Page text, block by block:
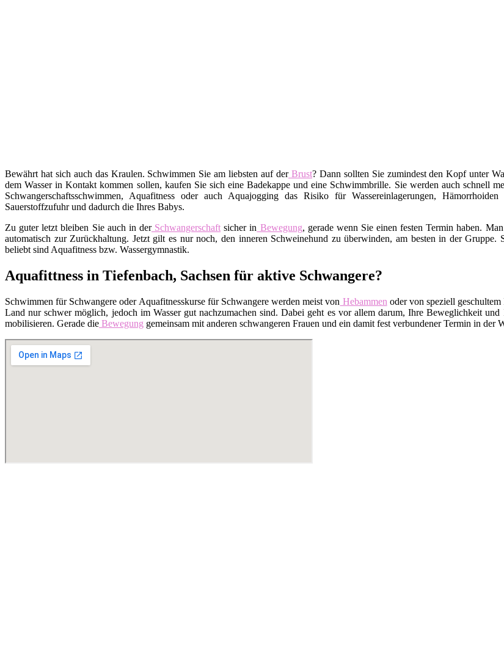
Bewährt hat sich auch das Kraulen. Schwimmen Sie am liebsten auf derBrust? Dann sollten Sie zumindest den Kopf unter
dem Wasser in Kontakt kommen sollen, kaufen Sie sich eine Badekappe und eine Schwimmbrille. Sie werden auch schnell
Schwangerschaftsschwimmen, Aquafitness oder auch Aquajogging das Risiko für Wassereinlagerungen,
Sauerstoffzufuhr und dadurch die Ihres Babys.
Zu guter letzt bleiben Sie auch in derSchwangerschaft sicher in Bewegung, gerade wenn Sie einen festen Termin haben.
automatisch zur Zurückhaltung. Jetzt gilt es nur noch, den inneren Schweinehund zu überwinden, am besten in der
beliebt sind Aquafitness bzw. Wassergymnastik.
Aquafittness in Tiefenbach, Sachsen für aktive Schwangere?
Schwimmen für Schwangere oder Aquafitnesskurse für Schwangere werden meist von Hebammen oder von speziell
Land nur schwer möglich, jedoch im Wasser gut nachzumachen sind. Dabei geht es vor allem darum, Ihre Beweglichkeit und
mobilisieren. Gerade die Bewegung gemeinsam mit anderen schwangeren Frauen und ein damit fest verbundener Termin in der